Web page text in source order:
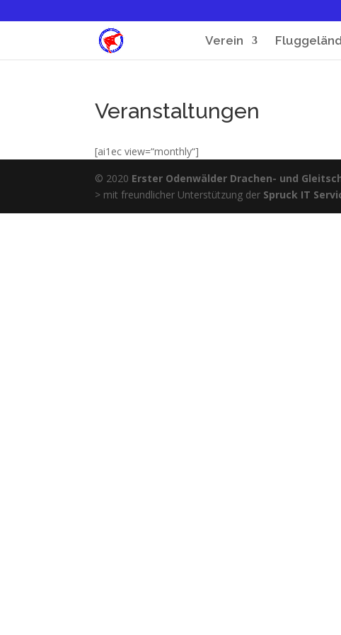
Verein
Veranstaltungen
[ai1ec view=“monthly“]
© 2020 Erster Odenwälder Drachen- und
> mit freundlicher Unterstützung der Spruck IT